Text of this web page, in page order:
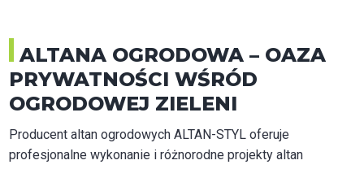
ALTANA OGRODOWA – OAZA
PRYWATNOŚCI WŚRÓD
OGRODOWEJ ZIELENI
Producent altan ogrodowych ALTAN-STYL oferuje
profesjonalne wykonanie i różnorodne projekty altan